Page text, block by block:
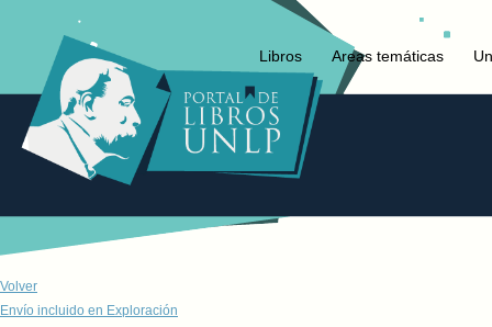
Libros Areas temáticas
Volver
Envío incluido en Exploración